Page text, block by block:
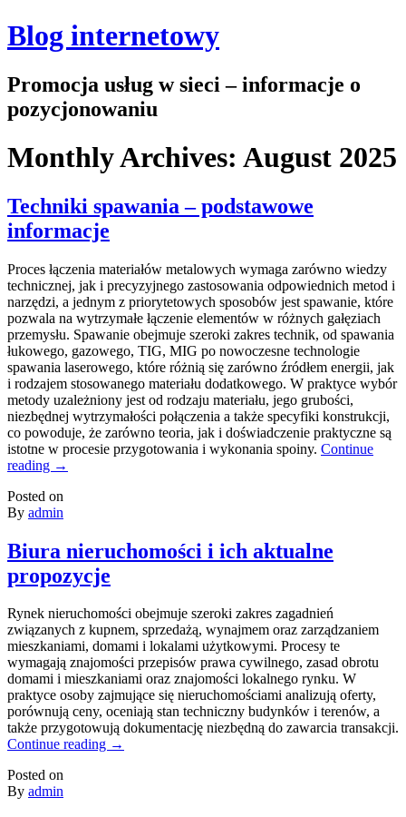
Blog internetowy
Promocja usług w sieci – informacje o
pozycjonowaniu
Monthly Archives: August 2025
Techniki spawania – podstawowe
informacje
Proces łączenia materiałów metalowych wymaga zarówno wiedzy
technicznej, jak i precyzyjnego zastosowania odpowiednich metod i
narzędzi, a jednym z priorytetowych sposobów jest spawanie, które
pozwala na wytrzymałe łączenie elementów w różnych gałęziach
przemysłu. Spawanie obejmuje szeroki zakres technik, od spawania
łukowego, gazowego, TIG, MIG po nowoczesne technologie
spawania laserowego, które różnią się zarówno źródłem energii, jak
i rodzajem stosowanego materiału dodatkowego. W praktyce wybór
metody uzależniony jest od rodzaju materiału, jego grubości,
niezbędnej wytrzymałości połączenia a także specyfiki konstrukcji,
co powoduje, że zarówno teoria, jak i doświadczenie praktyczne są
istotne w procesie przygotowania i wykonania spoiny. Continue
reading →
Posted on
By admin
Biura nieruchomości i ich aktualne
propozycje
Rynek nieruchomości obejmuje szeroki zakres zagadnień
związanych z kupnem, sprzedażą, wynajmem oraz zarządzaniem
mieszkaniami, domami i lokalami użytkowymi. Procesy te
wymagają znajomości przepisów prawa cywilnego, zasad obrotu
domami i mieszkaniami oraz znajomości lokalnego rynku. W
praktyce osoby zajmujące się nieruchomościami analizują oferty,
porównują ceny, oceniają stan techniczny budynków i terenów, a
także przygotowują dokumentację niezbędną do zawarcia transakcji.
Continue reading →
Posted on
By admin